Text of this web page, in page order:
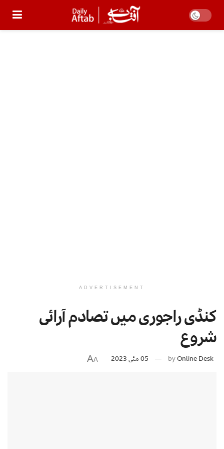
ADVERTISEMENT
کنڈی راجوری میں تصادم آرائی
شروع
byOnline Desk 05 مئی 2023 A
A